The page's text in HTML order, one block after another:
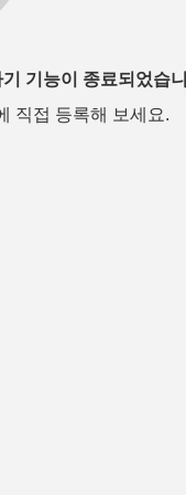
기능이 종료되었습
직접 등록해 보세요.